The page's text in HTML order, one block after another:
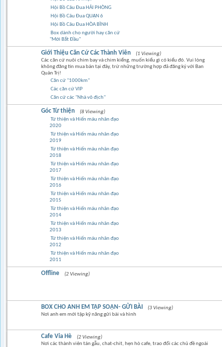
Hội Bồ Câu Đua HẢI PHÒNG
Hội Bồ Câu Đua QUẬN 6
Hội Bồ Câu Đua HÒA BÌNH
Box dành cho người hay căn cứ
"Mới Bắt Đầu"
Giới Thiệu Căn Cứ Các Thành Viên
(1 Viewing)
Các căn cứ nuôi chim bay và chim kiểng, muốn kiểu gì có kiểu đó. Vui lòng
không đăng tin mua bán tại đây, trừ những trường hợp đã đăng ký với Ban
Quản Trị!
Căn cứ "1000km"
Các căn cứ VIP
Căn cứ các "Nhà vô địch"
Góc Từ thiện
(8 Viewing)
Từ thiện và Hiến máu nhân đạo
2020
Từ thiện và Hiến máu nhân đạo
2019
Từ thiện và Hiến máu nhân đạo
2018
Từ thiện và Hiến máu nhân đạo
2017
Từ thiện và Hiến máu nhân đạo
2016
Từ thiện và Hiến máu nhân đạo
2015
Từ thiện và Hiến máu nhân đạo
2014
Từ thiện và Hiến máu nhân đạo
2013
Từ thiện và Hiến máu nhân đạo
2012
Từ thiện và Hiến máu nhân đạo
2011
Offline (2 Viewing)
BOX CHO ANH EM TẬP SOẠN- GỬI BÀI
(3 Viewing)
Nơi anh em mới tập kỹ năng gửi bài và hình
Cafe Vỉa Hè
(2 Viewing)
Nơi các thành viên tán gẫu, chat-chit, hẹn hò cafe, trao đổi các chủ đề ngoài